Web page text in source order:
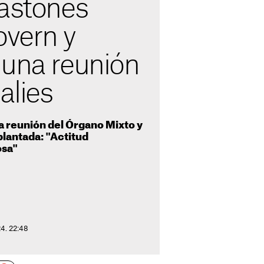
y
reunión
reunión del Órgano Mixto y
"Actitud
22:48